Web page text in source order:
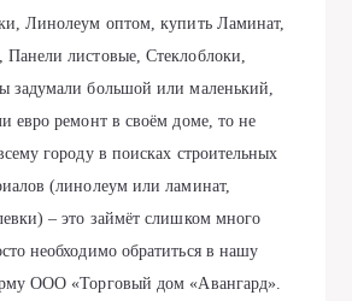
Линолеум оптом, купить Ламинат,
листовые, Стеклоблоки,
задумали большой или маленький,
евро ремонт в своём доме, то не
городу в поисках строительных
(линолеум или ламинат,
– это займёт слишком много
необходимо обратиться в нашу
ООО «Торговый дом «Авангард».